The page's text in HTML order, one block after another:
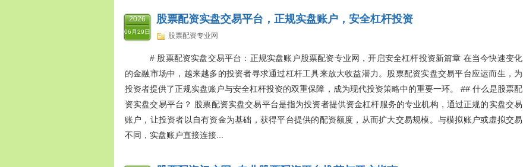
2026
06月29日
股票配资实盘交易平台，正规实盘账户，安全杠杆投资
股票配资专业网
# 股票配资实盘交易平台：正规实盘账户股票配资专业网，开启安全杠杆投资新篇章 在当今快速变化
的金融市场中，越来越多的投资者寻求通过杠杆工具来放大收益潜力。股票配资实盘交易平台应运而生，为
投资者提供了正规实盘账户与安全杠杆投资的双重保障，成为现代投资策略中的重要一环。 ## 什么是股票配
资实盘交易平台？ 股票配资实盘交易平台是指为投资者提供资金杠杆服务的专业机构，通过正规的实盘交易
账户，让投资者以自有资金为基础，获得平台提供的配资额度，从而扩大交易规模。与模拟账户或虚拟交易
不同，实盘账户直接连接...